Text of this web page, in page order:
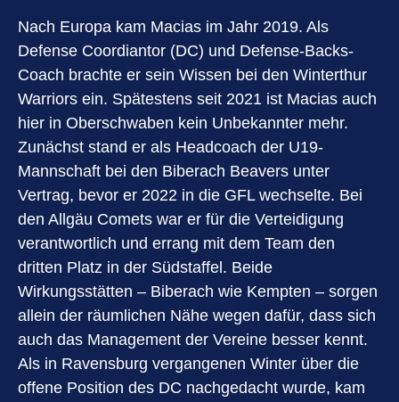
Nach Europa kam Macias im Jahr 2019. Als
Defense Coordiantor (DC) und Defense-Backs-
Coach brachte er sein Wissen bei den Winterthur
Warriors ein. Spätestens seit 2021 ist Macias auch
hier in Oberschwaben kein Unbekannter mehr.
Zunächst stand er als Headcoach der U19-
Mannschaft bei den Biberach Beavers unter
Vertrag, bevor er 2022 in die GFL wechselte. Bei
den Allgäu Comets war er für die Verteidigung
verantwortlich und errang mit dem Team den
dritten Platz in der Südstaffel. Beide
Wirkungsstätten – Biberach wie Kempten – sorgen
allein der räumlichen Nähe wegen dafür, dass sich
auch das Management der Vereine besser kennt.
Als in Ravensburg vergangenen Winter über die
offene Position des DC nachgedacht wurde, kam